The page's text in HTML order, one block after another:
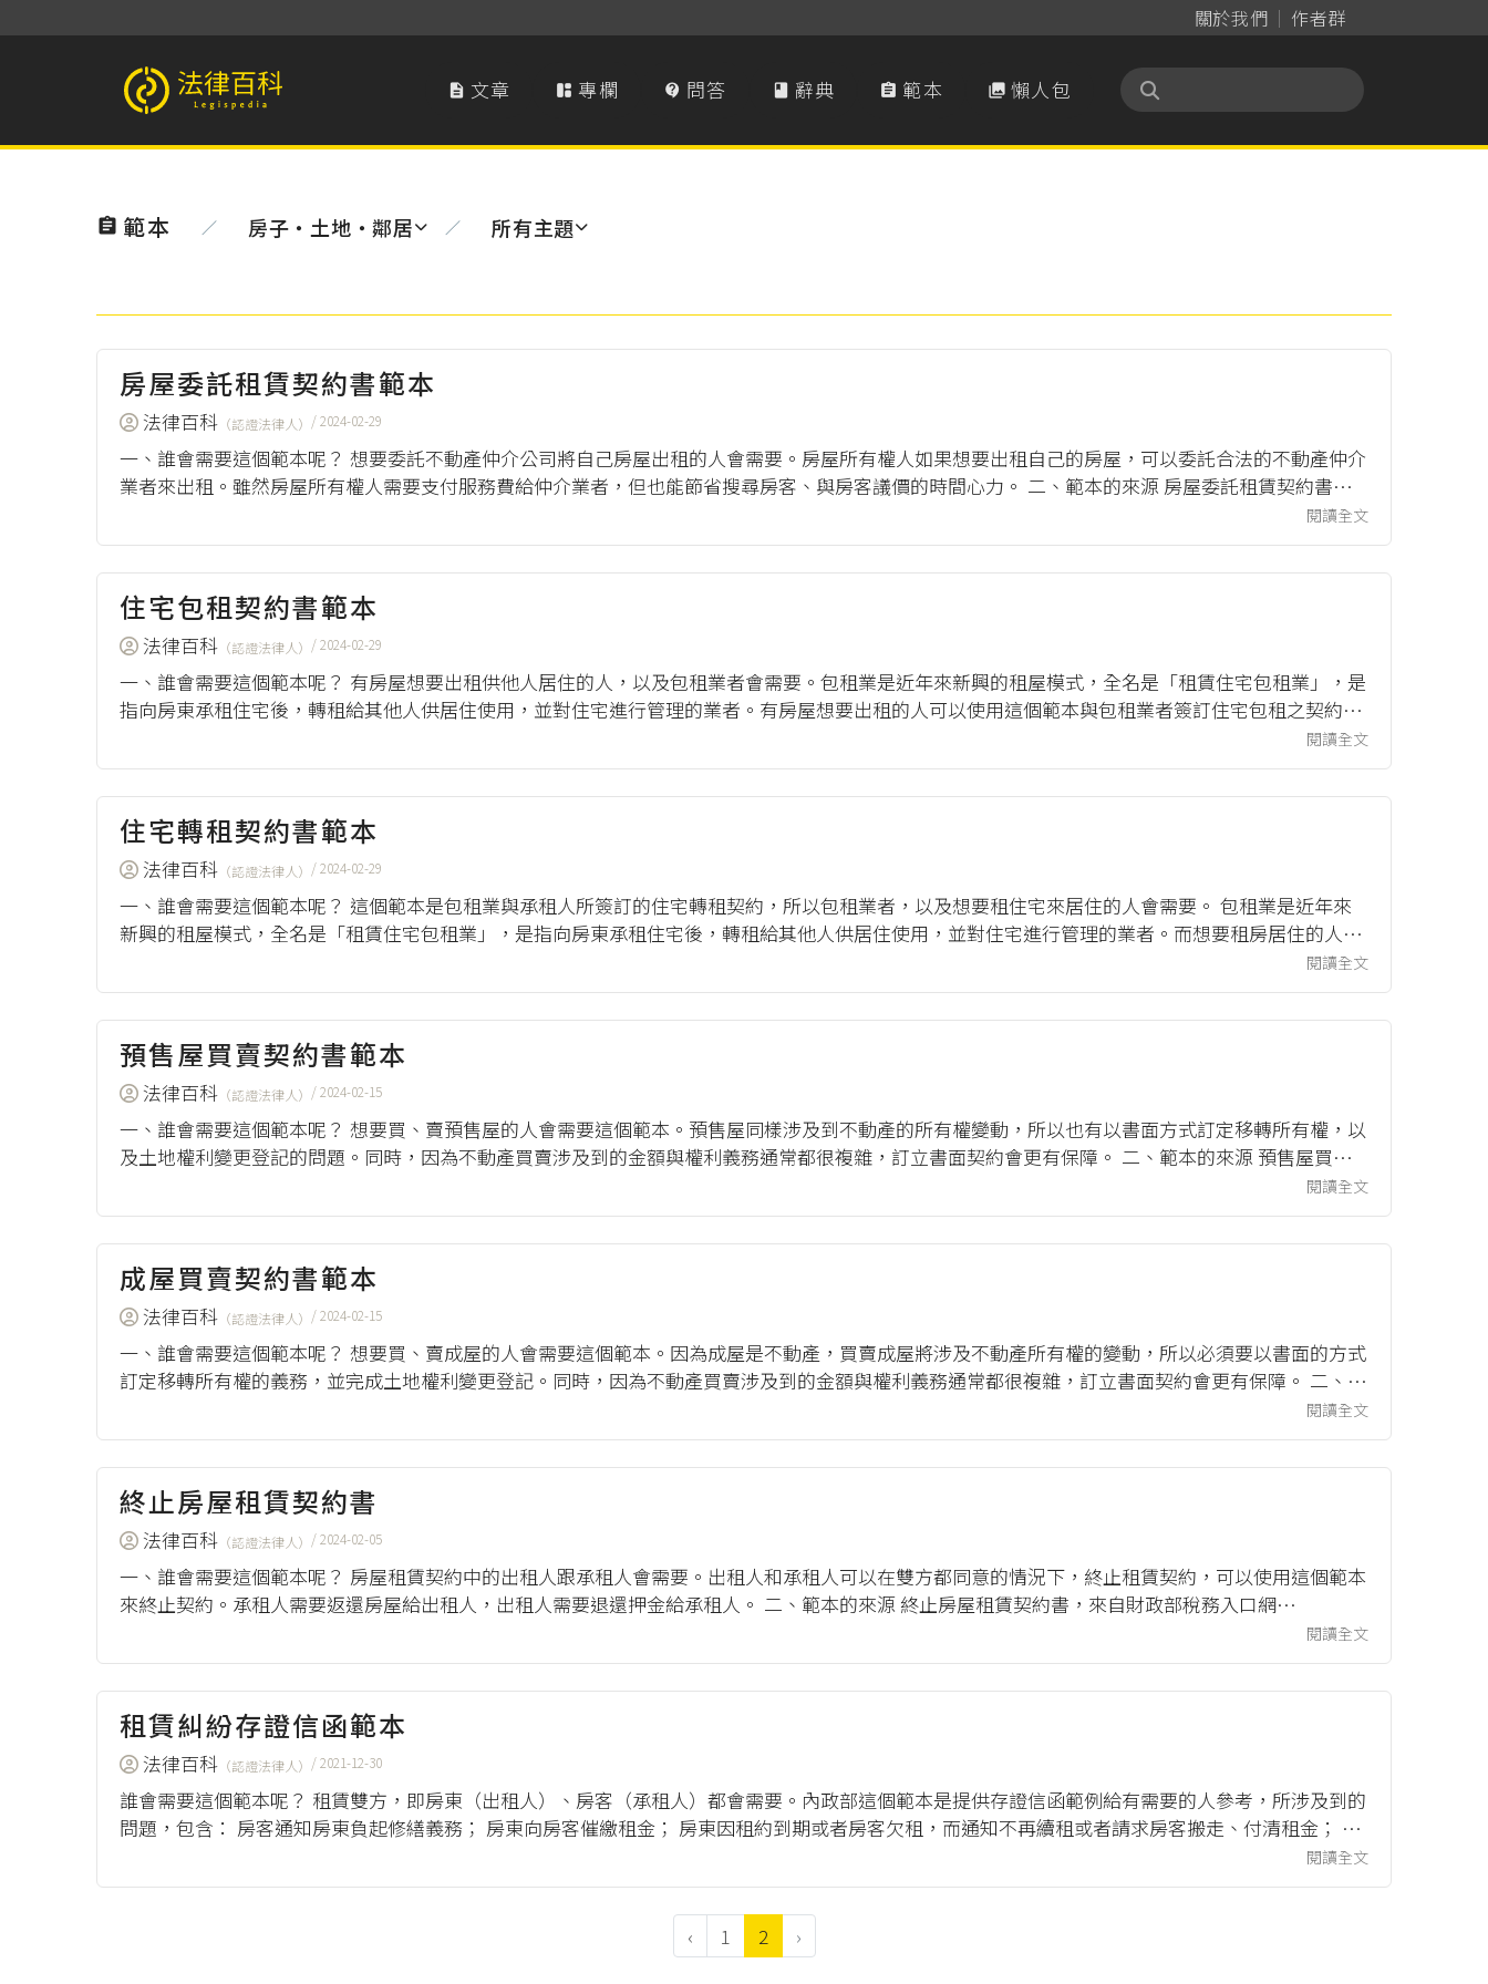
關於我們 作者群
法律百科 Legispedia  文章  專欄  問答  辭典  範本  懶人包
 範本 ／ 房子‧土地‧鄰居 ／ 所有主題
房屋委託租賃契約書範本
法律百科 （認證法律人） / 2024-02-29
一、誰會需要這個範本呢？ 想要委託不動產仲介公司將自己房屋出租的人會需要。房屋所有權人如果想要出租自己的房屋，可以委託合法的不動產仲介
業者來出租。雖然房屋所有權人需要支付服務費給仲介業者，但也能節省搜尋房客、與房客議價的時間心力。 二、範本的來源 房屋委託租賃契約書範
閱讀全文
住宅包租契約書範本
法律百科 （認證法律人） / 2024-02-29
一、誰會需要這個範本呢？ 有房屋想要出租供他人居住的人，以及包租業者會需要。包租業是近年來新興的租屋模式，全名是「租賃住宅包租業」，是
指向房東承租住宅後，轉租給其他人供居住使用，並對住宅進行管理的業者。有房屋想要出租的人可以使用這個範本與包租業者簽訂住宅包租之契約，
閱讀全文
住宅轉租契約書範本
法律百科 （認證法律人） / 2024-02-29
一、誰會需要這個範本呢？ 這個範本是包租業與承租人所簽訂的住宅轉租契約，所以包租業者，以及想要租住宅來居住的人會需要。 包租業是近年來
新興的租屋模式，全名是「租賃住宅包租業」，是指向房東承租住宅後，轉租給其他人供居住使用，並對住宅進行管理的業者。而想要租房居住的人，
閱讀全文
預售屋買賣契約書範本
法律百科 （認證法律人） / 2024-02-15
一、誰會需要這個範本呢？ 想要買、賣預售屋的人會需要這個範本。預售屋同樣涉及到不動產的所有權變動，所以也有以書面方式訂定移轉所有權，以
及土地權利變更登記的問題。同時，因為不動產買賣涉及到的金額與權利義務通常都很複雜，訂立書面契約會更有保障。 二、範本的來源 預售屋買賣
閱讀全文
成屋買賣契約書範本
法律百科 （認證法律人） / 2024-02-15
一、誰會需要這個範本呢？ 想要買、賣成屋的人會需要這個範本。因為成屋是不動產，買賣成屋將涉及不動產所有權的變動，所以必須要以書面的方式
訂定移轉所有權的義務，並完成土地權利變更登記。同時，因為不動產買賣涉及到的金額與權利義務通常都很複雜，訂立書面契約會更有保障。 二、範
閱讀全文
終止房屋租賃契約書
法律百科 （認證法律人） / 2024-02-05
一、誰會需要這個範本呢？ 房屋租賃契約中的出租人跟承租人會需要。出租人和承租人可以在雙方都同意的情況下，終止租賃契約，可以使用這個範本
來終止契約。承租人需要返還房屋給出租人，出租人需要退還押金給承租人。 二、範本的來源 終止房屋租賃契約書，來自財政部稅務入口網
閱讀全文
租賃糾紛存證信函範本
法律百科 （認證法律人） / 2021-12-30
誰會需要這個範本呢？ 租賃雙方，即房東（出租人）、房客（承租人）都會需要。內政部這個範本是提供存證信函範例給有需要的人參考，所涉及到的
問題，包含： 房客通知房東負起修繕義務； 房東向房客催繳租金； 房東因租約到期或者房客欠租，而通知不再續租或者請求房客搬走、付清租金； 租
閱讀全文
‹ 1 2 ›